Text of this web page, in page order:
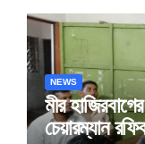
NEWS
মীর
চেয়ারম্যান